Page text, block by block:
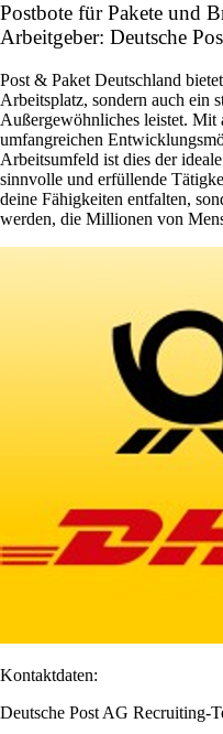
Postbote für Pakete und
Arbeitgeber: Deutsche
Post & Paket Deutschland
Arbeitsplatz, sondern auch ein
Außergewöhnliches leistet. Mit
umfangreichen
Arbeitsumfeld ist dies der
sinnvolle und erfüllende
deine Fähigkeiten entfalten,
werden, die Millionen von
Kontaktdaten:
Deutsche Post AG Recruiting-